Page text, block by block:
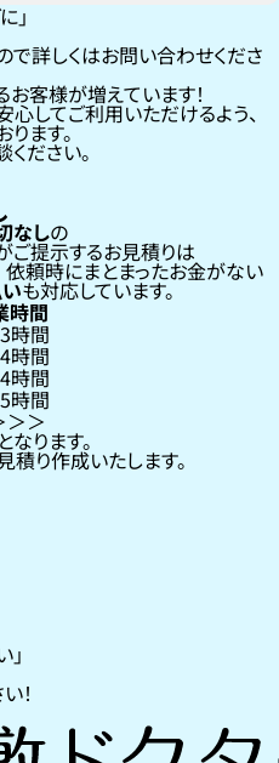
」
詳しくはお問い合わせくださ
客様が増えています！
心してご利用いただけるよう、
ます。
ださい。
なしの
ご提示するお見積りは
依頼時にまとまったお金がない
も対応しています。
時間
時間
時間
時間
時間
ります。
り作成いたします。
！